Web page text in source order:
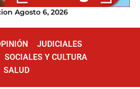
Agosto 6, 2026
JUDICIALES
SOCIALES Y CULTURA
SALUD